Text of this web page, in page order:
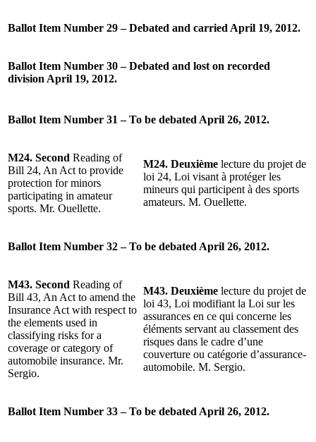
Ballot Item Number 29 – Debated and carried April 19, 2012.
Ballot Item Number 30 – Debated and lost on recorded
division April 19, 2012.
Ballot Item Number 31 – To be debated April 26, 2012.
M24. Second Reading of
Bill 24, An Act to provide
protection for minors
participating in amateur
sports. Mr. Ouellette.
M24. Deuxième lecture du projet de
loi 24, Loi visant à protéger les
mineurs qui participent à des sports
amateurs. M. Ouellette.
Ballot Item Number 32 – To be debated April 26, 2012.
M43. Second Reading of
Bill 43, An Act to amend the
Insurance Act with respect to
the elements used in
classifying risks for a
coverage or category of
automobile insurance. Mr.
Sergio.
M43. Deuxième lecture du projet de
loi 43, Loi modifiant la Loi sur les
assurances en ce qui concerne les
éléments servant au classement des
risques dans le cadre d’une
couverture ou catégorie d’assurance-
automobile. M. Sergio.
Ballot Item Number 33 – To be debated April 26, 2012.